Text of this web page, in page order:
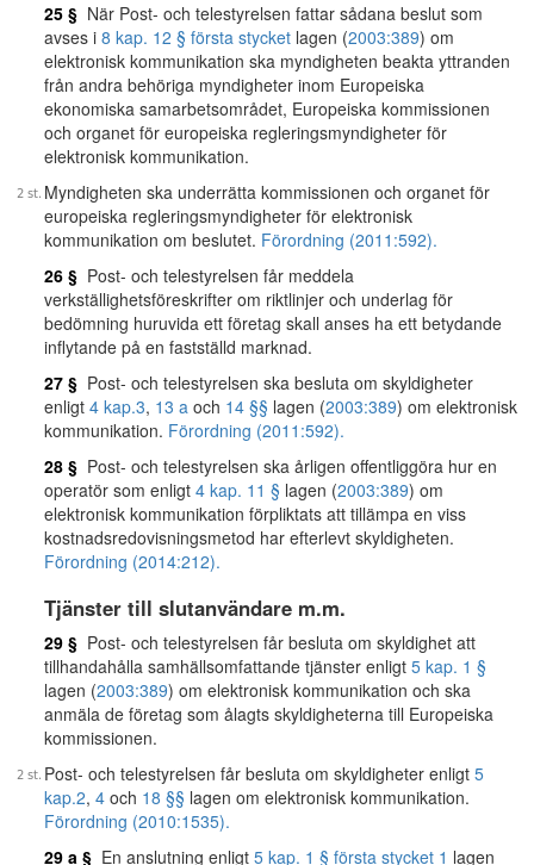
25 § När Post- och telestyrelsen fattar sådana beslut som
avses i 8 kap. 12 § första stycket lagen (2003:389) om
elektronisk kommunikation ska myndigheten beakta yttranden
från andra behöriga myndigheter inom Europeiska
ekonomiska samarbetsområdet, Europeiska kommissionen
och organet för europeiska regleringsmyndigheter för
elektronisk kommunikation.
Myndigheten ska underrätta kommissionen och organet för
europeiska regleringsmyndigheter för elektronisk
kommunikation om beslutet. Förordning (2011:592).
26 § Post- och telestyrelsen får meddela
verkställighetsföreskrifter om riktlinjer och underlag för
bedömning huruvida ett företag skall anses ha ett betydande
inflytande på en fastställd marknad.
27 § Post- och telestyrelsen ska besluta om skyldigheter
enligt 4 kap.3, 13 a och 14 §§ lagen (2003:389) om elektronisk
kommunikation. Förordning (2011:592).
28 § Post- och telestyrelsen ska årligen offentliggöra hur en
operatör som enligt 4 kap. 11 § lagen (2003:389) om
elektronisk kommunikation förpliktats att tillämpa en viss
kostnadsredovisningsmetod har efterlevt skyldigheten.
Förordning (2014:212).
Tjänster till slutanvändare m.m.
29 § Post- och telestyrelsen får besluta om skyldighet att
tillhandahålla samhällsomfattande tjänster enligt 5 kap. 1 §
lagen (2003:389) om elektronisk kommunikation och ska
anmäla de företag som ålagts skyldigheterna till Europeiska
kommissionen.
Post- och telestyrelsen får besluta om skyldigheter enligt 5
kap.2, 4 och 18 §§ lagen om elektronisk kommunikation.
Förordning (2010:1535).
29 a § En anslutning enligt 5 kap. 1 § första stycket 1 lagen